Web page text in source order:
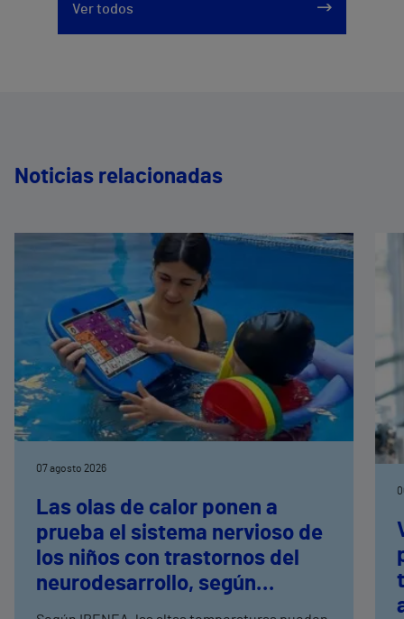
Ver todos
Noticias relacionadas
07 agosto 2026
Las olas de calor ponen a
prueba el sistema nervioso de
los niños con trastornos del
neurodesarrollo, según
expertos en